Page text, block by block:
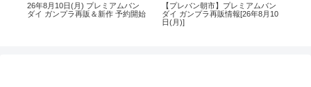
26年8月10日(月) プレミアムバン
ダイ ガンプラ再販＆新作 予約開始
【プレバン朝市】プレミアムバン
ダイ ガンプラ再販情報[26年8月10
日(月)]